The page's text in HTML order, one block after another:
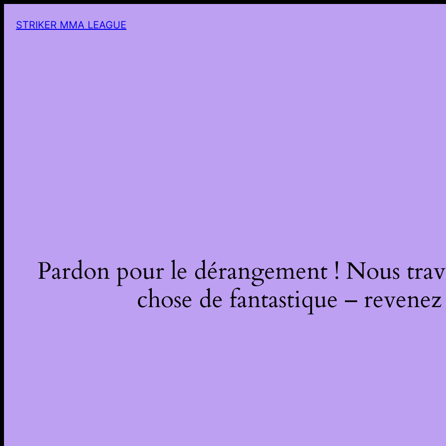
STRIKER MMA LEAGUE
Pardon pour le dérangement ! Nous
chose de fantastique –